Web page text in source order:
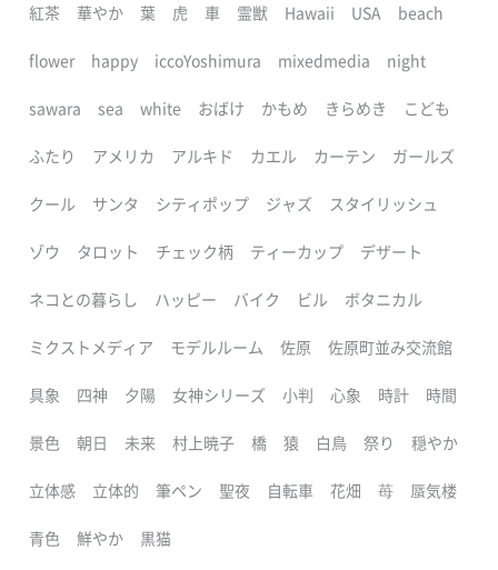
紅茶 華やか 葉 虎 車 霊獣 Hawaii USA beach
flower happy iccoYoshimura mixedmedia night
sawara sea white おばけ かもめ きらめき こども
ふたり アメリカ アルキド カエル カーテン ガールズ
クール サンタ シティポップ ジャズ スタイリッシュ
ゾウ タロット チェック柄 ティーカップ デザート
ネコとの暮らし ハッピー バイク ビル ボタニカル
ミクストメディア モデルルーム 佐原 佐原町並み交流館
具象 四神 夕陽 女神シリーズ 小判 心象 時計 時間
景色 朝日 未来 村上暁子 橋 猿 白鳥 祭り 穏やか
立体感 立体的 筆ペン 聖夜 自転車 花畑 苺 蜃気楼
青色 鮮やか 黒猫